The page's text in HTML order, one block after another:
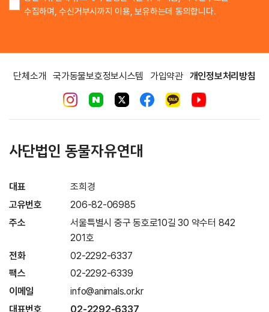
수집하며, 수신거부시까지 이용, 보유하는데 동의합니다.
단체소개 국가동물보호정보시스템 가입약관 개인정보처리방침
사단법인 동물자유연대
대표
조희경
고유번호
206-82-06985
주소
서울특별시 중구 동호로10길 30 약수터 842
201호
전화
02-2292-6337
팩스
02-2292-6339
이메일
info@animals.or.kr
대표번호
02-2292-6337